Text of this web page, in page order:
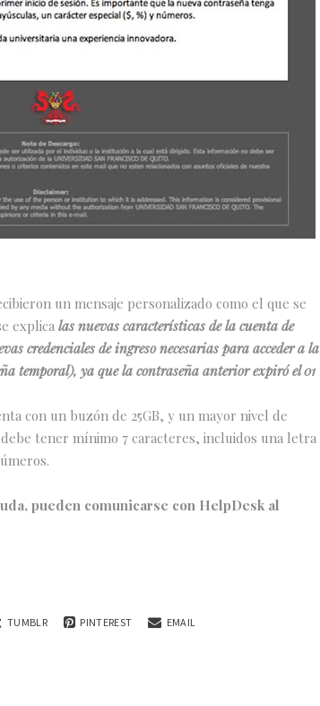
un mensaje personalizado como el que se
explica las nuevas características de la cuenta de
credenciales de ingreso necesarias para acceder a la
temporal), ya que la contraseña anterior expiró el 01
con un buzón de 25GB, y un mayor nivel de
tener mínimo 7 caracteres, incluidos una letra
pueden comunicarse con HelpDesk al
TUMBLR PINTEREST EMAIL